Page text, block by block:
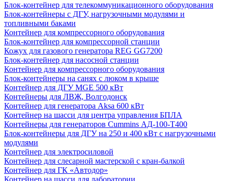
Блок-контейнер для телекоммуникационного оборудования
Блок-контейнеры с ДГУ, нагрузочными модулями и
топливными баками
Контейнер для компрессорного оборудования
Блок-контейнер для компрессорной станции
Кожух для газового генератора REG GG7200
Блок-контейнер для насосной станции
Контейнер для компрессорного оборудования
Блок-контейнеры на санях с люком в крыше
Контейнер для ДГУ MGE 500 кВт
Контейнеры для ЛВЖ, Волгодонск
Контейнер для генератора Aksa 600 кВт
Контейнер на шасси для центра управления БПЛА
Контейнеры для генераторов Cummins АД-100-Т400
Блок-контейнеры для ДГУ на 250 и 400 кВт с нагрузочными
модулями
Контейнер для электросиловой
Контейнер для слесарной мастерской с кран-балкой
Контейнер для ГК «Автодор»
Контейнер на шасси для лаборатории